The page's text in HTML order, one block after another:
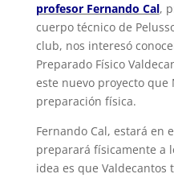
profesor Fernando Cal,
cuerpo técnico de
club, nos interesó
Preparado Físico
este nuevo proyecto que
preparación física.
Fernando Cal, estará en
preparará físicamente a
idea es que